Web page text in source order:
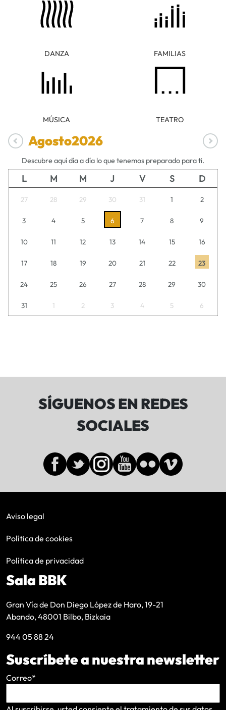
DANZA FAMILIAS
MÚSICA TEATRO
Agosto2026
Descubre aquí día a día lo que tenemos preparado para ti.
L M M J V S D
27 28 29 30 31 1 2
3 4 5 6 7 8 9
10 11 12 13 14 15 16
17 18 19 20 21 22 23
24 25 26 27 28 29 30
31 1 2 3 4 5 6
SÍGUENOS EN REDES
SOCIALES
Aviso legal
Política de cookies
Política de privacidad
Sala BBK
Gran Vía de Don Diego López de Haro, 19-21
Abando, 48001 Bilbo, Bizkaia
944 05 88 24
Suscríbete a nuestra newsletter
Correo*